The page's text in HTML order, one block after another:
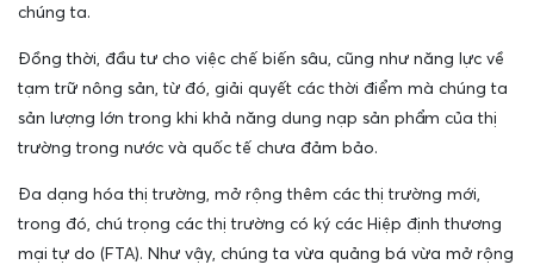
chúng ta.
Đồng thời, đầu tư cho việc chế biến sâu, cũng như năng lực về
tạm trữ nông sản, từ đó, giải quyết các thời điểm mà chúng ta
sản lượng lớn trong khi khả năng dung nạp sản phẩm của thị
trường trong nước và quốc tế chưa đảm bảo.
Đa dạng hóa thị trường, mở rộng thêm các thị trường mới,
trong đó, chú trọng các thị trường có ký các Hiệp định thương
mại tự do (FTA). Như vậy, chúng ta vừa quảng bá vừa mở rộng